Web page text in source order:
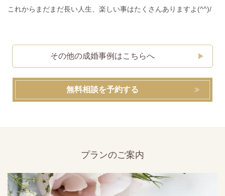
これからまだまだ長い人生、楽しい事はたくさんありますよ(^^)/
その他の成婚事例はこちらへ
無料相談を予約する
プランのご案内